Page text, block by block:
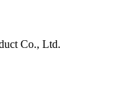
Co., Ltd.